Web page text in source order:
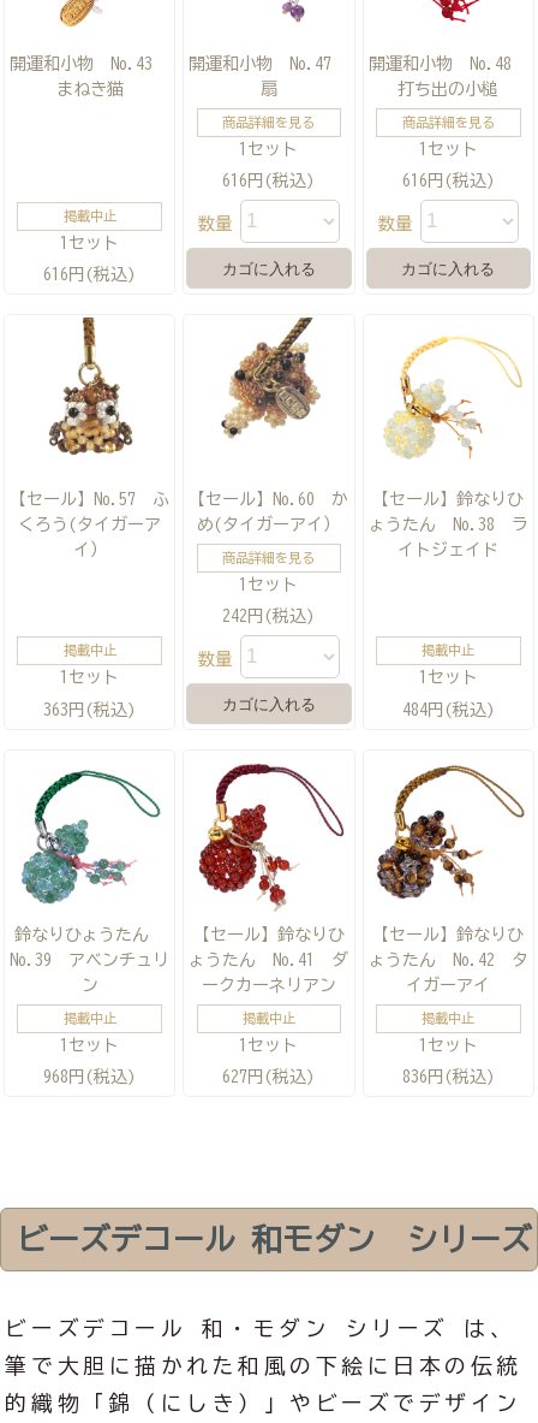
開運和小物 No.43
まねき猫
掲載中止
1セット
616円(税込)
開運和小物 No.47
扇
商品詳細を見る
1セット
616円(税込)
数量
開運和小物 No.48
打ち出の小槌
商品詳細を見る
1セット
616円(税込)
数量
【セール】No.57 ふ
くろう(タイガーア
イ）
掲載中止
1セット
363円(税込)
【セール】No.60 か
め(タイガーアイ）
商品詳細を見る
1セット
242円(税込)
数量
【セール】鈴なりひ
ょうたん No.38 ラ
イトジェイド
掲載中止
1セット
484円(税込)
鈴なりひょうたん
No.39 アベンチュリ
ン
掲載中止
1セット
968円(税込)
【セール】鈴なりひ
ょうたん No.41 ダ
ークカーネリアン
掲載中止
1セット
627円(税込)
【セール】鈴なりひ
ょうたん No.42 タ
イガーアイ
掲載中止
1セット
836円(税込)
ビーズデコール 和モダン シリーズ
ビーズデコール 和・モダン シリーズ は、
筆で大胆に描かれた和風の下絵に日本の伝統
的織物「錦（にしき）」やビーズでデザイン